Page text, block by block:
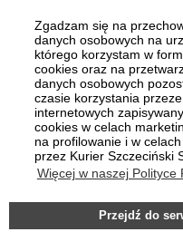
Zgadzam się na
danych osobowych na
którego korzystam w
cookies oraz na
danych osobowych
czasie korzystania
internetowych
cookies w celach
na profilowanie i w
przez Kurier Szczeciński
Więcej w naszej Polityce
Przejdź do
Strona główna
Kultura
Copyright © 2019 Kurier